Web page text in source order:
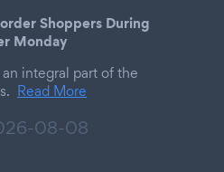
Shoppers During
Monday
integral part of the
Read More
08-08